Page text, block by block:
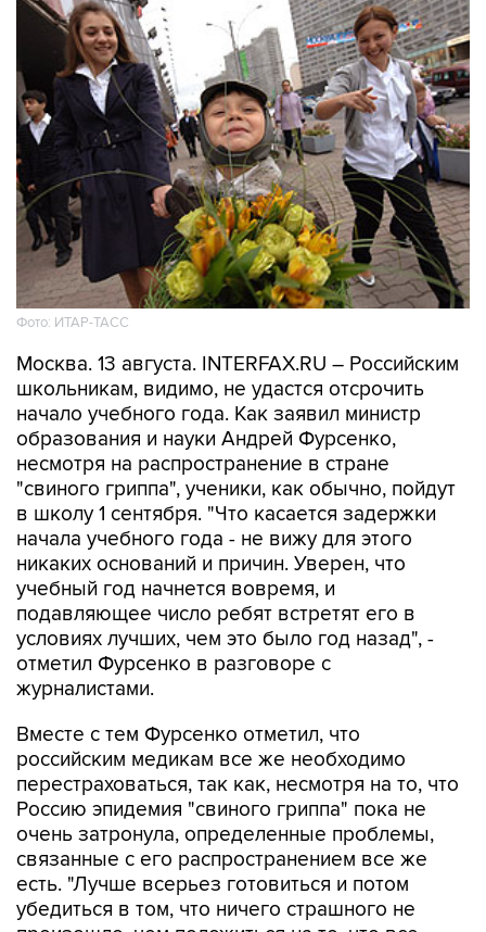
Фото: ИТАР-ТАСС
Москва. 13 августа. INTERFAX.RU – Российским
школьникам, видимо, не удастся отсрочить
начало учебного года. Как заявил министр
образования и науки Андрей Фурсенко,
несмотря на распространение в стране
"свиного гриппа", ученики, как обычно, пойдут
в школу 1 сентября. "Что касается задержки
начала учебного года - не вижу для этого
никаких оснований и причин. Уверен, что
учебный год начнется вовремя, и
подавляющее число ребят встретят его в
условиях лучших, чем это было год назад", -
отметил Фурсенко в разговоре с
журналистами.
Вместе с тем Фурсенко отметил, что
российским медикам все же необходимо
перестраховаться, так как, несмотря на то, что
Россию эпидемия "свиного гриппа" пока не
очень затронула, определенные проблемы,
связанные с его распространением все же
есть. "Лучше всерьез готовиться и потом
убедиться в том, что ничего страшного не